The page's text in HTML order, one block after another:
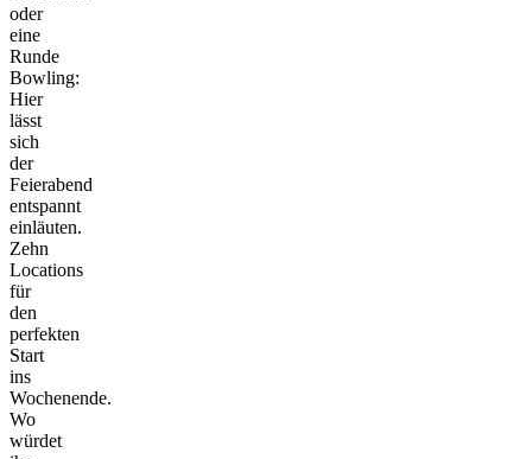
oder
eine
Runde
Bowling:
Hier
lässt
sich
der
Feierabend
entspannt
einläuten.
Zehn
Locations
für
den
perfekten
Start
ins
Wochenende.
Wo
würdet